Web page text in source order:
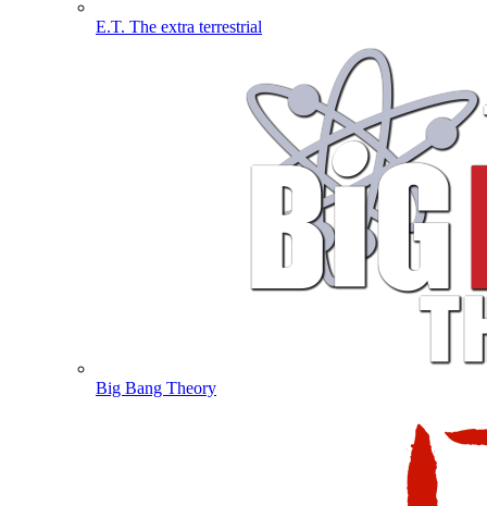
E.T. The extra terrestrial
Big Bang Theory